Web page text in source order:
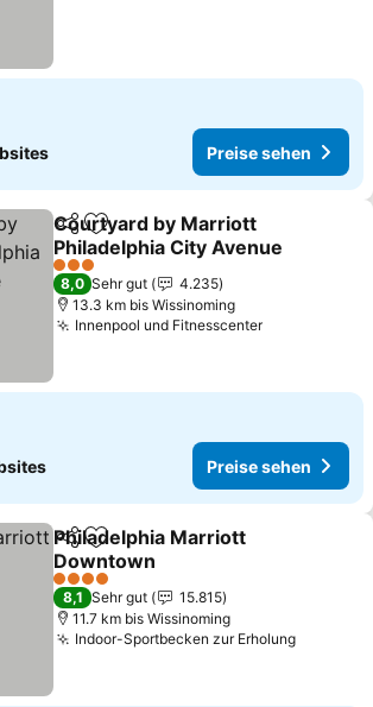
Preise sehen
TeilenZu Favoriten hinzufügen
Courtyard by Marriott
Philadelphia City Avenue
3 Sterne
8,0 Sehr gut
4.235
13.3 km bis Wissinoming
Innenpool und Fitnesscenter
Preise sehen
TeilenZu Favoriten hinzufügen
Philadelphia Marriott
Downtown
4 Sterne
8,1 Sehr gut
15.815
11.7 km bis Wissinoming
Indoor-Sportbecken zur Erholung